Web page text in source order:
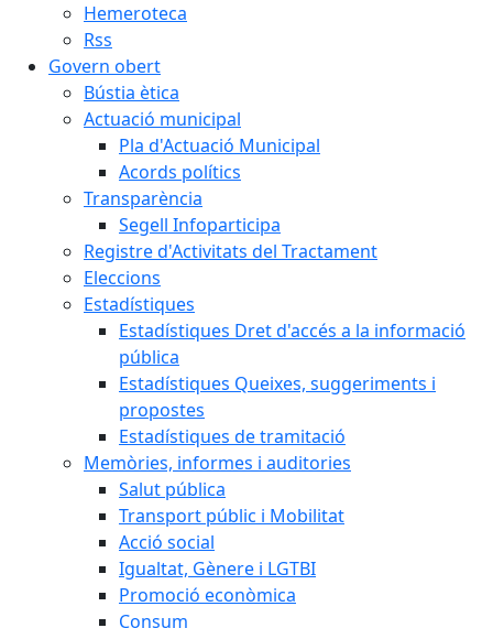
Hemeroteca
Rss
Govern obert
Bústia ètica
Actuació municipal
Pla d'Actuació Municipal
Acords polítics
Transparència
Segell Infoparticipa
Registre d'Activitats del Tractament
Eleccions
Estadístiques
Estadístiques Dret d'accés a la informació
pública
Estadístiques Queixes, suggeriments i
propostes
Estadístiques de tramitació
Memòries, informes i auditories
Salut pública
Transport públic i Mobilitat
Acció social
Igualtat, Gènere i LGTBI
Promoció econòmica
Consum